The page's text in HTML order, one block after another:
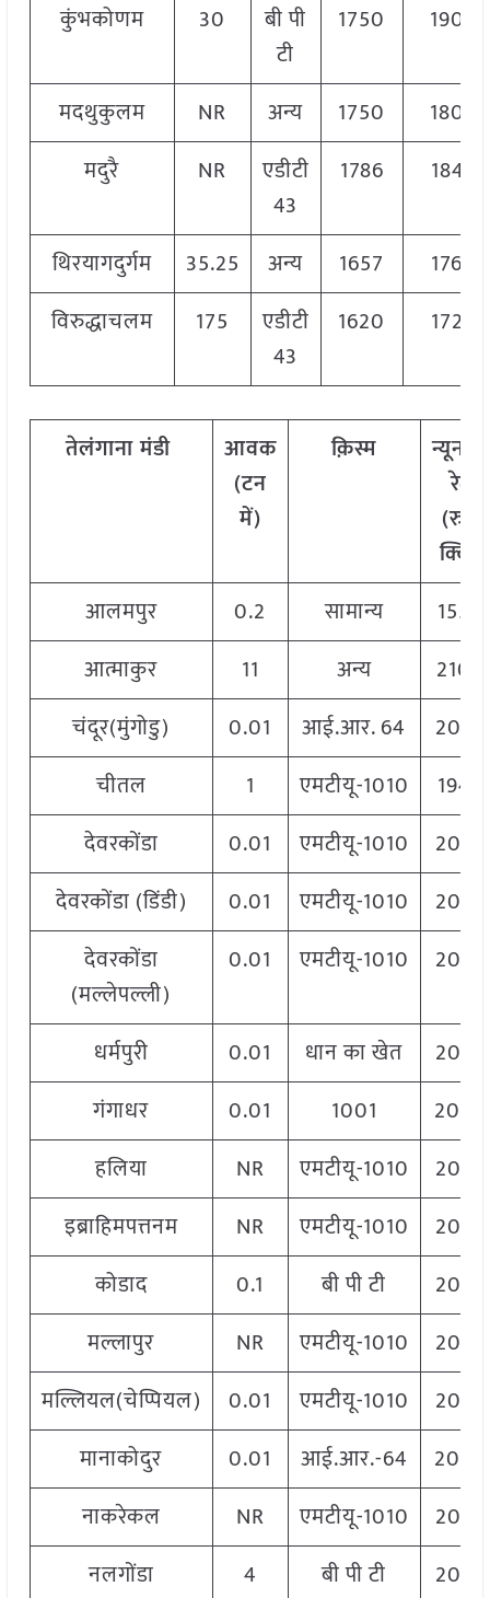
कुंभकोणम
30
बी पी
टी
1750 1900
मदथुकुलम NR अन्य 1750
1800
मदुरै
NR
एडीटी
43
1786 1846
थिरयागदुर्गम 35.25 अन्य 1657
1760
विरुद्धाचलम
175
एडीटी
43
1620 1720
तेलंगाना मंडी
आवक
(टन
में)
क़िस्म
न्यूनतम
रेट
(रु./
क्विं.)
आलमपुर
0.2 सामान्य
1550
आत्माकुर
11 अन्य
2100
चंदूर(मुंगोडु)
0.01 आई.आर. 64
2060
चीतल
1 एमटीयू-1010
1940
देवरकोंडा
0.01 एमटीयू-1010
2060
देवरकोंडा (डिंडी)
0.01 एमटीयू-1010
2060
देवरकोंडा
(मल्लेपल्ली)
0.01 एमटीयू-1010 2060
धर्मपुरी 0.01 धान का खेत
2060
गंगाधर
0.01 1001
2040
हलिया
NR एमटीयू-1010
2060
इब्राहिमपत्तनम
NR एमटीयू-1010
2060
कोडाद
0.1 बी पी टी
2060
मल्लापुर
NR एमटीयू-1010
2060
मल्लियल(चेप्पियल)
0.01 एमटीयू-1010
2060
मानाकोदुर
0.01 आई.आर.-64
2040
नाकरेकल
NR एमटीयू-1010
2060
नलगोंडा
4 बी पी टी 2060